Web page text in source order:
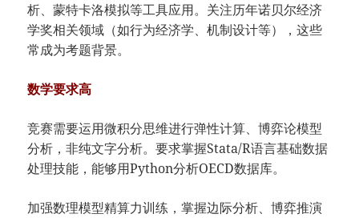
析、蒙特卡洛模拟等工具应用。关注历年诺贝尔经济
学奖相关领域（如行为经济学、机制设计等），这些
常成为考题背景。
数学要求高
竞赛需要运用微积分思维进行弹性计算、博弈论模型
分析，非纯文字分析。要求掌握Stata/R语言基础数据
处理技能，能够用Python分析OECD数据库。
加强数理模型精算力训练，掌握边际分析、博弈推演